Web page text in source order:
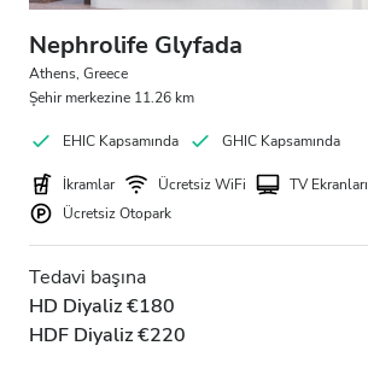
Nephrolife Glyfada
Athens, Greece
Şehir merkezine 11.26 km
EHIC Kapsamında GHIC Kapsamında
İkramlar Ücretsiz WiFi
TV Ekranları
Ücretsiz Otopark
Tedavi başına
HD Diyaliz €180
HDF Diyaliz €220